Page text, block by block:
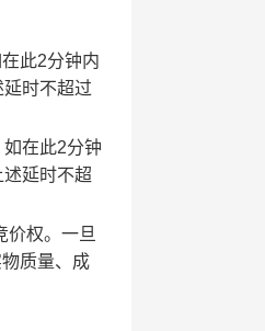
此2分钟内
时不超过
在此2分钟
延时不超
价权。一旦
质量、成